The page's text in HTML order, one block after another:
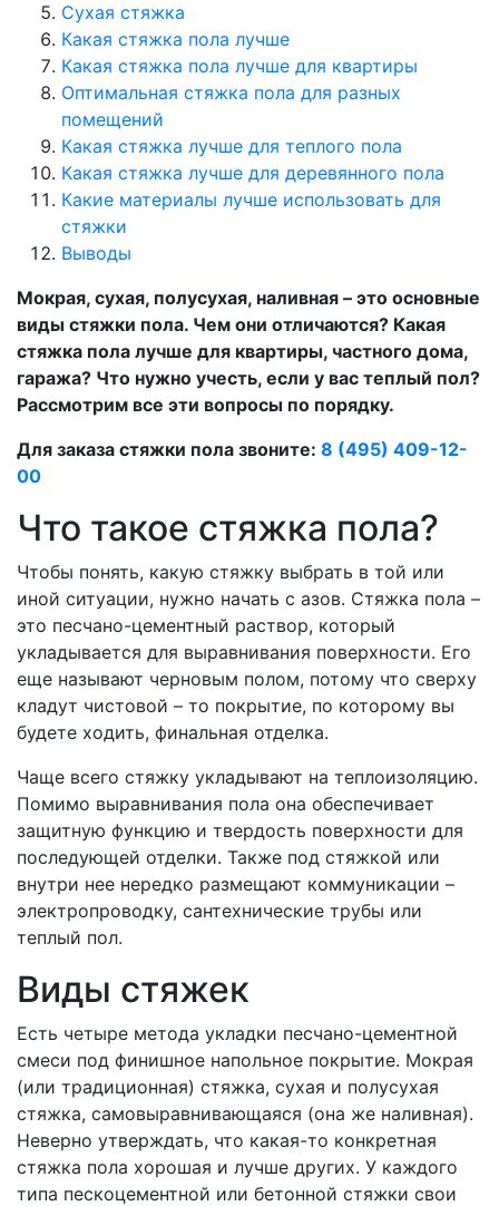
Сухая стяжка
Какая стяжка пола лучше
Какая стяжка пола лучше для квартиры
Оптимальная стяжка пола для разных
помещений
Какая стяжка лучше для теплого пола
Какая стяжка лучше для деревянного пола
Какие материалы лучше использовать для
стяжки
Выводы
Мокрая, сухая, полусухая, наливная – это основные
виды стяжки пола. Чем они отличаются? Какая
стяжка пола лучше для квартиры, частного дома,
гаража? Что нужно учесть, если у вас теплый пол?
Рассмотрим все эти вопросы по порядку.
Для заказа стяжки пола звоните: 8 (495) 409-12-
00
Что такое стяжка пола?
Чтобы понять, какую стяжку выбрать в той или
иной ситуации, нужно начать с азов. Стяжка пола –
это песчано-цементный раствор, который
укладывается для выравнивания поверхности. Его
еще называют черновым полом, потому что сверху
кладут чистовой – то покрытие, по которому вы
будете ходить, финальная отделка.
Чаще всего стяжку укладывают на теплоизоляцию.
Помимо выравнивания пола она обеспечивает
защитную функцию и твердость поверхности для
последующей отделки. Также под стяжкой или
внутри нее нередко размещают коммуникации –
электропроводку, сантехнические трубы или
теплый пол.
Виды стяжек
Есть четыре метода укладки песчано-цементной
смеси под финишное напольное покрытие. Мокрая
(или традиционная) стяжка, сухая и полусухая
стяжка, самовыравнивающаяся (она же наливная).
Неверно утверждать, что какая-то конкретная
стяжка пола хорошая и лучше других. У каждого
типа пескоцементной или бетонной стяжки свои